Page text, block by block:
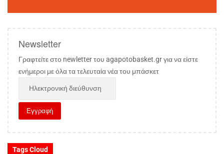
Newsletter
Γραφτείτε στο newletter του agapotobasket.gr για να είστε
ενήμεροι με όλα τα τελευταία νέα του μπάσκετ
Tags Cloud